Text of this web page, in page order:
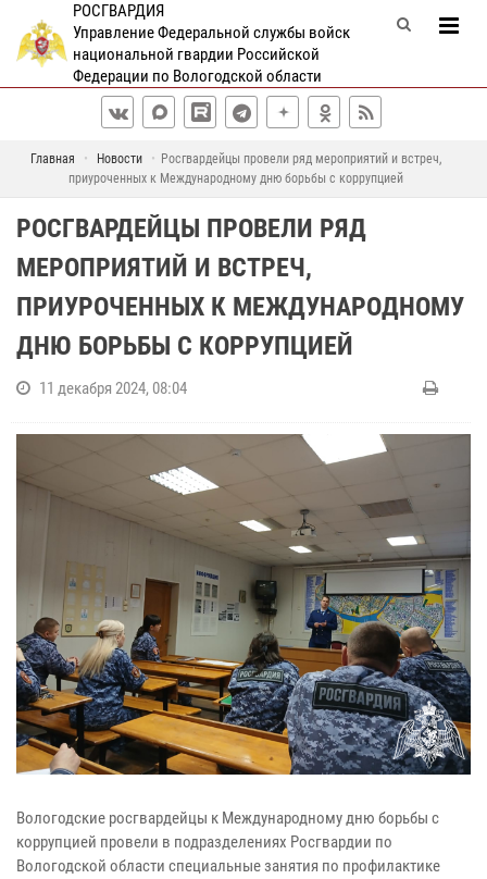
РОСГВАРДИЯ
Управление Федеральной службы войск
национальной гвардии Российской
Федерации по Вологодской области
Главная Новости
Росгвардейцы провели ряд мероприятий и встреч,
приуроченных к Международному дню борьбы с коррупцией
РОСГВАРДЕЙЦЫ ПРОВЕЛИ РЯД
МЕРОПРИЯТИЙ И ВСТРЕЧ,
ПРИУРОЧЕННЫХ К МЕЖДУНАРОДНОМУ
ДНЮ БОРЬБЫ С КОРРУПЦИЕЙ
11 декабря 2024, 08:04
Вологодские росгвардейцы к Международному дню борьбы с
коррупцией провели в подразделениях Росгвардии по
Вологодской области специальные занятия по профилактике